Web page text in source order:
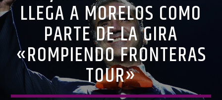
LLEGA A MORELOS COMO
PARTE DE LA GIRA
«ROMPIENDO FRONTERAS
TOUR»